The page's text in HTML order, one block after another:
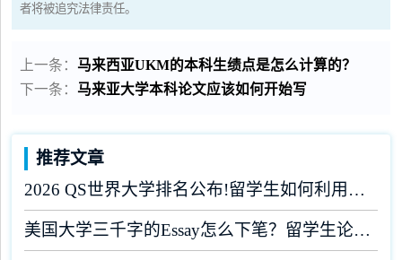
者将被追究法律责任。
上一条：马来西亚UKM的本科生绩点是怎么计算的？
下一条：马来亚大学本科论文应该如何开始写
推荐文章
2026 QS世界大学排名公布!留学生如何利用榜单做好学业规划?
美国大学三千字的Essay怎么下笔？留学生论文辅导